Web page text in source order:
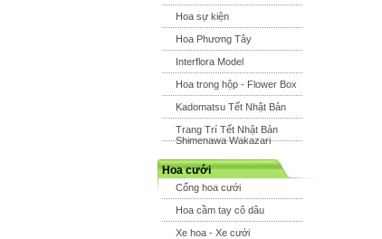
Hoa sự kiện
Hoa Phương Tây
Interflora Model
Hoa trong hộp - Flower Box
Kadomatsu Tết Nhật Bản
Trang Trí Tết Nhật Bản
Shimenawa Wakazari
Hoa cưới
Cổng hoa cưới
Hoa cầm tay cô dâu
Xe hoa - Xe cưới